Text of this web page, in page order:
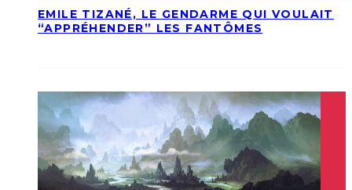
EMILE TIZANÉ, LE GENDARME QUI VOULAIT
“APPRÉHENDER” LES FANTÔMES